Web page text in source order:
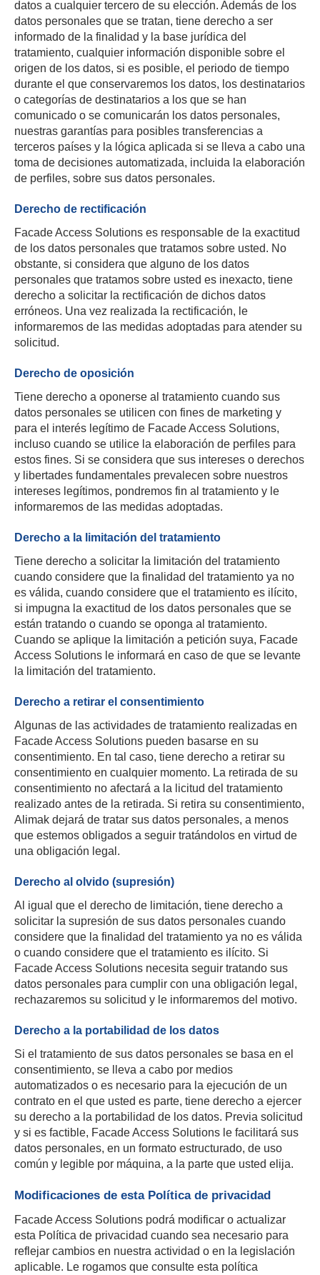
datos a cualquier tercero de su elección. Además de los
datos personales que se tratan, tiene derecho a ser
informado de la finalidad y la base jurídica del
tratamiento, cualquier información disponible sobre el
origen de los datos, si es posible, el periodo de tiempo
durante el que conservaremos los datos, los destinatarios
o categorías de destinatarios a los que se han
comunicado o se comunicarán los datos personales,
nuestras garantías para posibles transferencias a
terceros países y la lógica aplicada si se lleva a cabo una
toma de decisiones automatizada, incluida la elaboración
de perfiles, sobre sus datos personales.
Derecho de rectificación
Facade Access Solutions es responsable de la exactitud
de los datos personales que tratamos sobre usted. No
obstante, si considera que alguno de los datos
personales que tratamos sobre usted es inexacto, tiene
derecho a solicitar la rectificación de dichos datos
erróneos. Una vez realizada la rectificación, le
informaremos de las medidas adoptadas para atender su
solicitud.
Derecho de oposición
Tiene derecho a oponerse al tratamiento cuando sus
datos personales se utilicen con fines de marketing y
para el interés legítimo de Facade Access Solutions,
incluso cuando se utilice la elaboración de perfiles para
estos fines. Si se considera que sus intereses o derechos
y libertades fundamentales prevalecen sobre nuestros
intereses legítimos, pondremos fin al tratamiento y le
informaremos de las medidas adoptadas.
Derecho a la limitación del tratamiento
Tiene derecho a solicitar la limitación del tratamiento
cuando considere que la finalidad del tratamiento ya no
es válida, cuando considere que el tratamiento es ilícito,
si impugna la exactitud de los datos personales que se
están tratando o cuando se oponga al tratamiento.
Cuando se aplique la limitación a petición suya, Facade
Access Solutions le informará en caso de que se levante
la limitación del tratamiento.
Derecho a retirar el consentimiento
Algunas de las actividades de tratamiento realizadas en
Facade Access Solutions pueden basarse en su
consentimiento. En tal caso, tiene derecho a retirar su
consentimiento en cualquier momento. La retirada de su
consentimiento no afectará a la licitud del tratamiento
realizado antes de la retirada. Si retira su consentimiento,
Alimak dejará de tratar sus datos personales, a menos
que estemos obligados a seguir tratándolos en virtud de
una obligación legal.
Derecho al olvido (supresión)
Al igual que el derecho de limitación, tiene derecho a
solicitar la supresión de sus datos personales cuando
considere que la finalidad del tratamiento ya no es válida
o cuando considere que el tratamiento es ilícito. Si
Facade Access Solutions necesita seguir tratando sus
datos personales para cumplir con una obligación legal,
rechazaremos su solicitud y le informaremos del motivo.
Derecho a la portabilidad de los datos
Si el tratamiento de sus datos personales se basa en el
consentimiento, se lleva a cabo por medios
automatizados o es necesario para la ejecución de un
contrato en el que usted es parte, tiene derecho a ejercer
su derecho a la portabilidad de los datos. Previa solicitud
y si es factible, Facade Access Solutions le facilitará sus
datos personales, en un formato estructurado, de uso
común y legible por máquina, a la parte que usted elija.
Modificaciones de esta Política de privacidad
Facade Access Solutions podrá modificar o actualizar
esta Política de privacidad cuando sea necesario para
reflejar cambios en nuestra actividad o en la legislación
aplicable. Le rogamos que consulte esta política